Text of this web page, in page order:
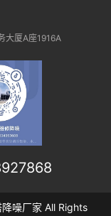
大厦A座1916A
噪厂家 All Rights